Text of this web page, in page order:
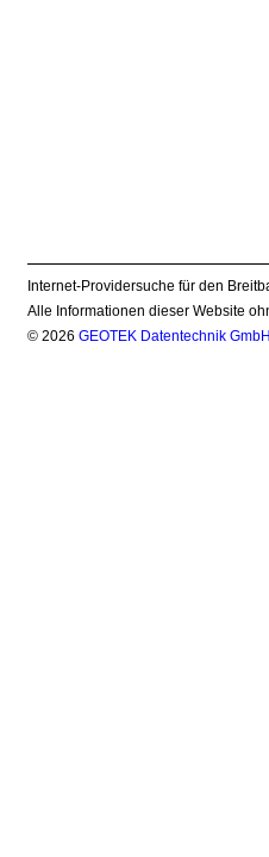
Internet-Providersuche für den
Alle Informationen dieser Website
© 2026GEOTEK Datentechnik